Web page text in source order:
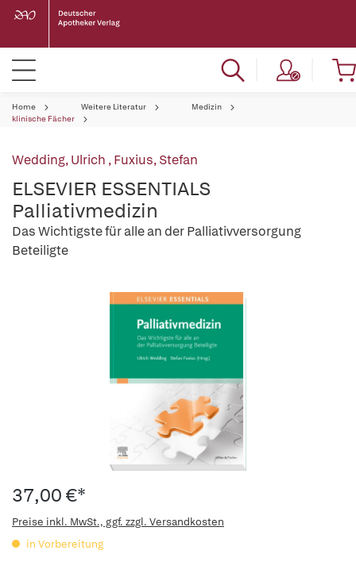
Home Weitere Literatur
Medizin
klinische Fächer
Wedding, Ulrich ,Fuxius, Stefan
ELSEVIER ESSENTIALS
Palliativmedizin
Das Wichtigste für alle an der Palliativversorgung
Beteiligte
37,00 €*
Preise inkl. MwSt., ggf. zzgl. Versandkosten
in Vorbereitung